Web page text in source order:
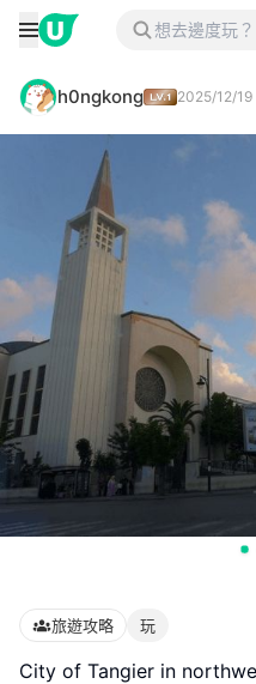
h0ngkong 2025/12/19
旅遊攻略 玩
City of Tangier in